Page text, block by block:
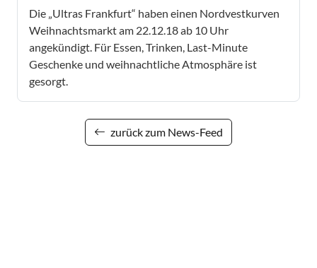
Die „Ultras Frankfurt“ haben einen Nordvestkurven
Weihnachtsmarkt am 22.12.18 ab 10 Uhr
angekündigt. Für Essen, Trinken, Last-Minute
Geschenke und weihnachtliche Atmosphäre ist
gesorgt.
zurück zum News-Feed